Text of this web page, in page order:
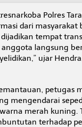
i
s
d
i
S
e
g
k
o
k
Polres
dari masyarakat
tempat
langsung
ujar
petugas
mengendarai
merah kuning.
terhadap